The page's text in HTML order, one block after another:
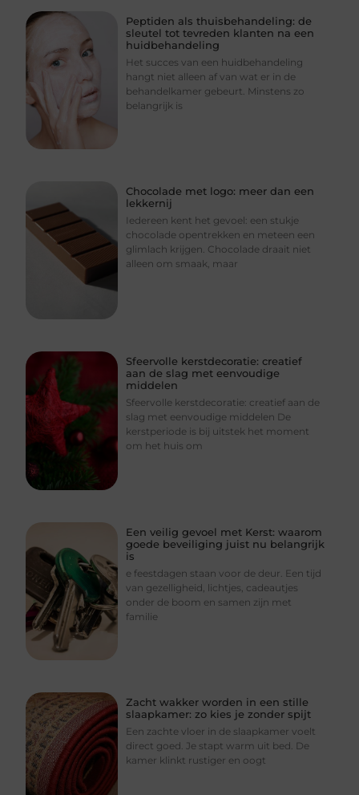
Peptiden als thuisbehandeling: de
sleutel tot tevreden klanten na een
huidbehandeling
Het succes van een huidbehandeling
hangt niet alleen af van wat er in de
behandelkamer gebeurt. Minstens zo
belangrijk is
Chocolade met logo: meer dan een
lekkernij
Iedereen kent het gevoel: een stukje
chocolade opentrekken en meteen een
glimlach krijgen. Chocolade draait niet
alleen om smaak, maar
Sfeervolle kerstdecoratie: creatief
aan de slag met eenvoudige
middelen
Sfeervolle kerstdecoratie: creatief aan de
slag met eenvoudige middelen De
kerstperiode is bij uitstek het moment
om het huis om
Een veilig gevoel met Kerst: waarom
goede beveiliging juist nu belangrijk
is
e feestdagen staan voor de deur. Een tijd
van gezelligheid, lichtjes, cadeautjes
onder de boom en samen zijn met
familie
Zacht wakker worden in een stille
slaapkamer: zo kies je zonder spijt
Een zachte vloer in de slaapkamer voelt
direct goed. Je stapt warm uit bed. De
kamer klinkt rustiger en oogt